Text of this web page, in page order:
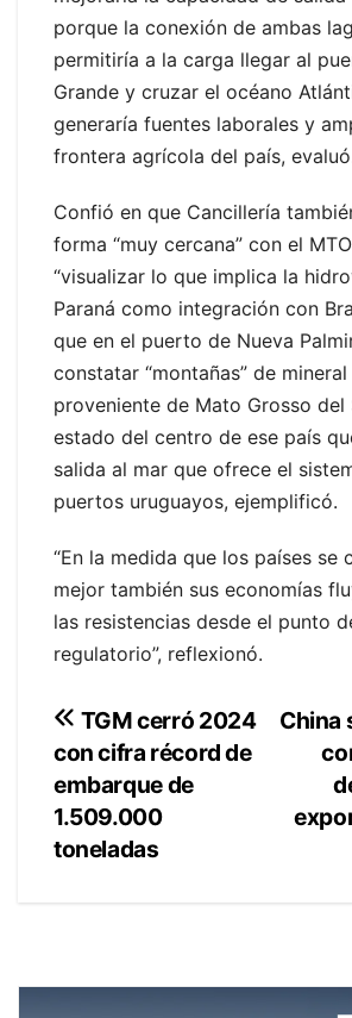
porque la conexión de ambas
permitiría a la carga llegar al
Grande y cruzar el océano
generaría fuentes laborales y
frontera agrícola del país,
Confió en que Cancillería
forma “muy cercana” con el
“visualizar lo que implica la
Paraná como integración con
que en el puerto de Nueva
constatar “montañas” de
proveniente de Mato Grosso del
estado del centro de ese país
salida al mar que ofrece el
puertos uruguayos, ejemplificó.
“En la medida que los países se
mejor también sus economías
las resistencias desde el punto
regulatorio”, reflexionó.
Navegación
de
entradas
China
TGM cerró 2024
con cifra récord de
embarque de
1.509.000
toneladas